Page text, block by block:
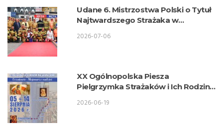
Udane 6. Mistrzostwa Polski o Tytuł
Najtwardszego Strażaka w
2026-07-06
XX Ogólnopolska Piesza
Pielgrzymka Strażaków i Ich Rodzin
2026-06-19